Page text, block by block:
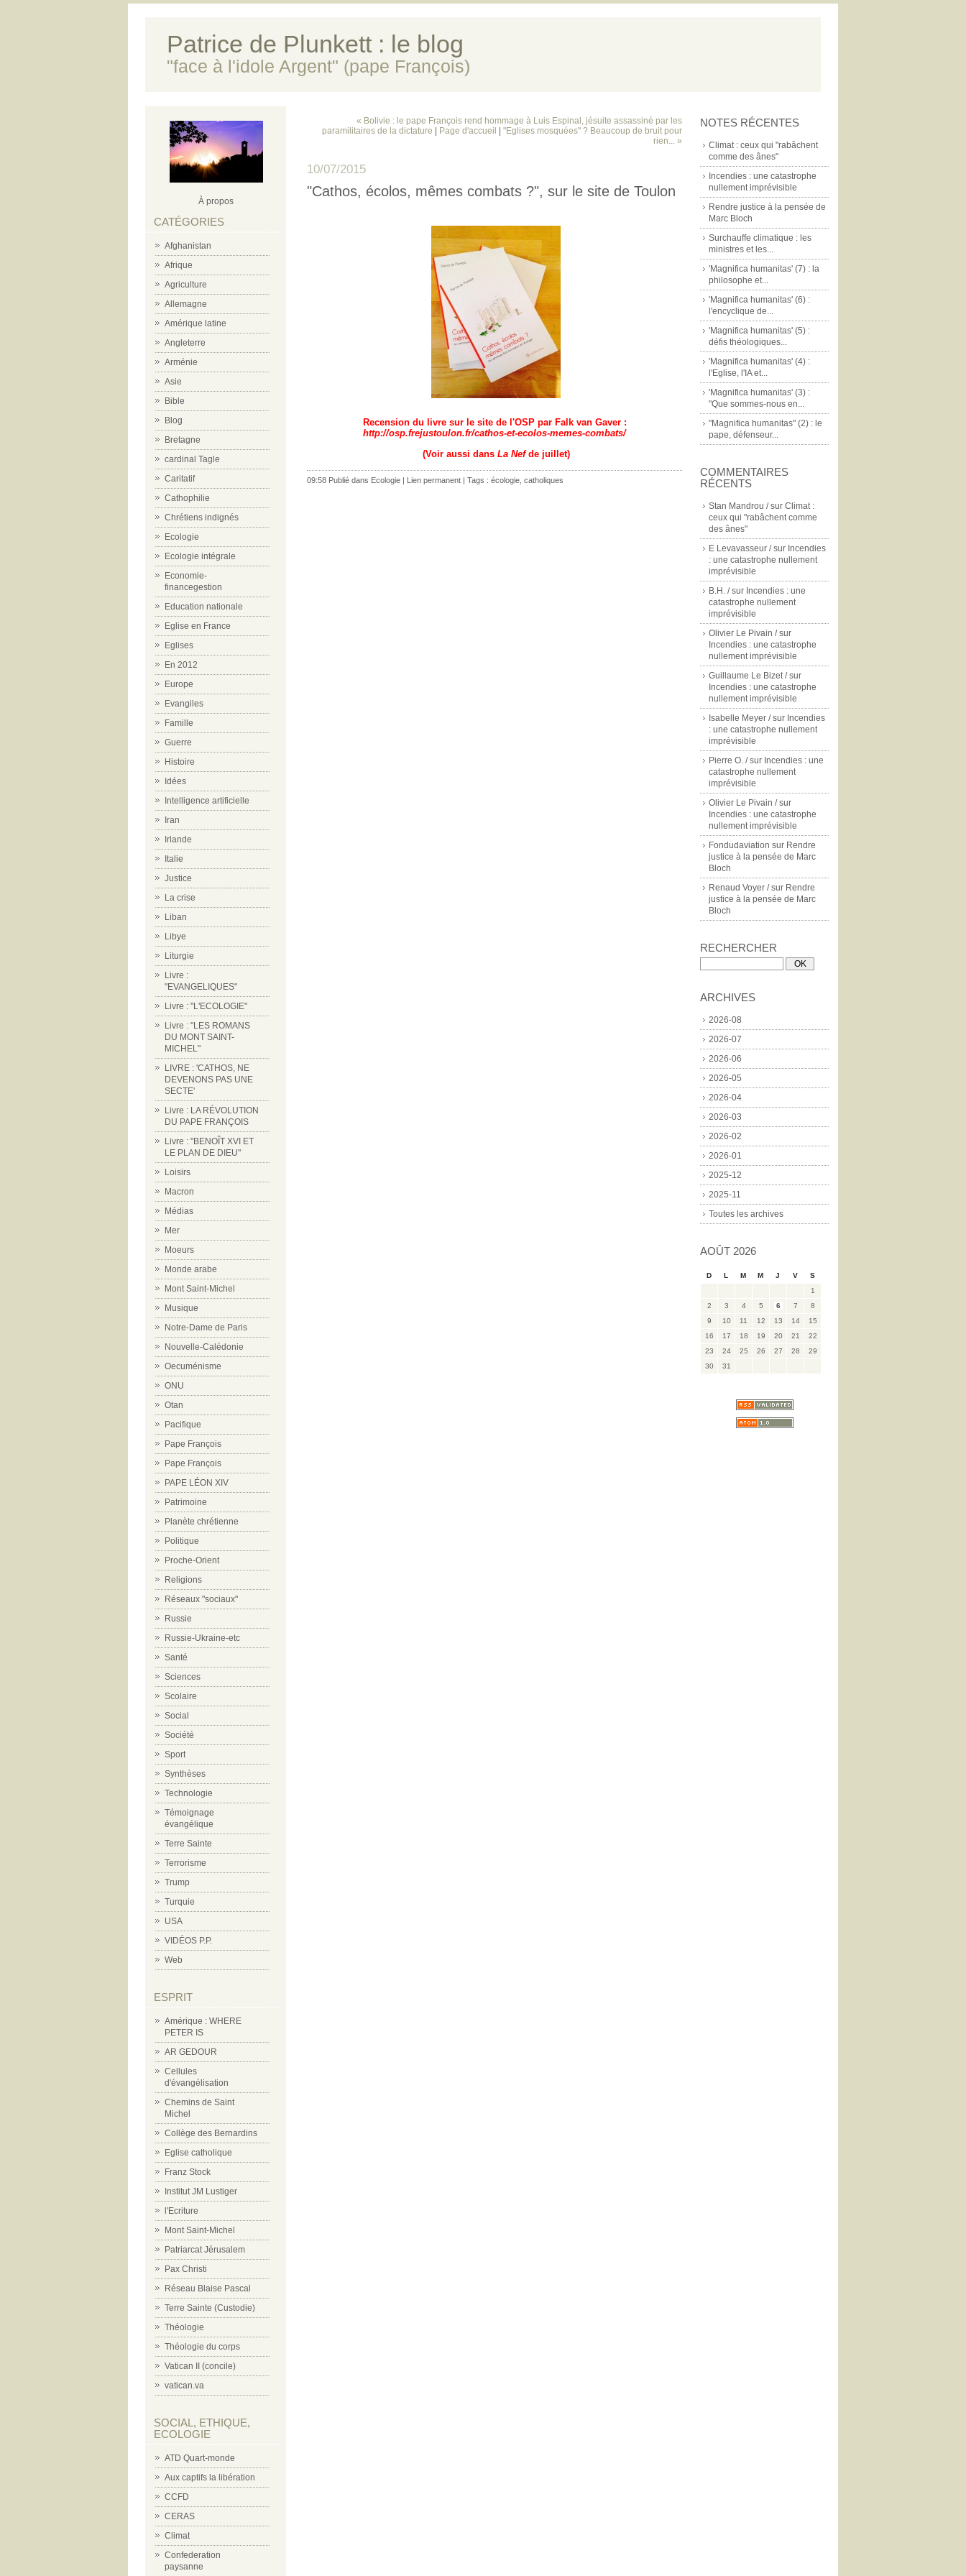
Patrice de Plunkett : le blog
"face à l'idole Argent" (pape François)
À propos
CATÉGORIES
Afghanistan
Afrique
Agriculture
Allemagne
Amérique latine
Angleterre
Arménie
Asie
Bible
Blog
Bretagne
cardinal Tagle
Caritatif
Cathophilie
Chrétiens indignés
Ecologie
Ecologie intégrale
Economie-
financegestion
Education nationale
Eglise en France
Eglises
En 2012
Europe
Evangiles
Famille
Guerre
Histoire
Idées
Intelligence artificielle
Iran
Irlande
Italie
Justice
La crise
Liban
Libye
Liturgie
Livre :
"EVANGELIQUES"
Livre : "L'ECOLOGIE"
Livre : "LES ROMANS
DU MONT SAINT-
MICHEL"
LIVRE : 'CATHOS, NE
DEVENONS PAS UNE
SECTE'
Livre : LA RÉVOLUTION
DU PAPE FRANÇOIS
Livre : "BENOÎT XVI ET
LE PLAN DE DIEU"
Loisirs
Macron
Médias
Mer
Moeurs
Monde arabe
Mont Saint-Michel
Musique
Notre-Dame de Paris
Nouvelle-Calédonie
Oecuménisme
ONU
Otan
Pacifique
Pape François
Pape François
PAPE LÉON XIV
Patrimoine
Planète chrétienne
Politique
Proche-Orient
Religions
Réseaux "sociaux"
Russie
Russie-Ukraine-etc
Santé
Sciences
Scolaire
Social
Société
Sport
Synthèses
Technologie
Témoignage
évangélique
Terre Sainte
Terrorisme
Trump
Turquie
USA
VIDÉOS P.P.
Web
ESPRIT
Amérique : WHERE
PETER IS
AR GEDOUR
Cellules
d'évangélisation
Chemins de Saint
Michel
Collège des Bernardins
Eglise catholique
Franz Stock
Institut JM Lustiger
l'Ecriture
Mont Saint-Michel
Patriarcat Jérusalem
Pax Christi
Réseau Blaise Pascal
Terre Sainte (Custodie)
Théologie
Théologie du corps
Vatican II (concile)
vatican.va
SOCIAL, ETHIQUE,
ECOLOGIE
ATD Quart-monde
Aux captifs la libération
CCFD
CERAS
Climat
Confederation
paysanne
NOTES RÉCENTES
Climat : ceux qui "rabâchent
comme des ânes"
Incendies : une catastrophe
nullement imprévisible
Rendre justice à la pensée de
Marc Bloch
Surchauffe climatique : les
ministres et les...
'Magnifica humanitas' (7) : la
philosophe et...
'Magnifica humanitas' (6) :
l'encyclique de...
'Magnifica humanitas' (5) :
défis théologiques...
'Magnifica humanitas' (4) :
l'Eglise, l'IA et...
'Magnifica humanitas' (3) :
"Que sommes-nous en...
"Magnifica humanitas" (2) : le
pape, défenseur...
COMMENTAIRES
RÉCENTS
Stan Mandrou /sur Climat :
ceux qui "rabâchent comme
des ânes"
E Levavasseur /sur Incendies
: une catastrophe nullement
imprévisible
B.H. /sur Incendies : une
catastrophe nullement
imprévisible
Olivier Le Pivain /sur
Incendies : une catastrophe
nullement imprévisible
Guillaume Le Bizet /sur
Incendies : une catastrophe
nullement imprévisible
Isabelle Meyer /sur Incendies
: une catastrophe nullement
imprévisible
Pierre O. /sur Incendies : une
catastrophe nullement
imprévisible
Olivier Le Pivain /sur
Incendies : une catastrophe
nullement imprévisible
Fondudaviation sur Rendre
justice à la pensée de Marc
Bloch
Renaud Voyer /sur Rendre
justice à la pensée de Marc
Bloch
RECHERCHER
ARCHIVES
2026-08
2026-07
2026-06
2026-05
2026-04
2026-03
2026-02
2026-01
2025-12
2025-11
Toutes les archives
AOÛT 2026
D L M M J V
S
1
2
3 4 5 6 7
8
9
10 11 12 13 14
15
16
17 18 19 20 21
22
23
24 25 26 27 28
29
30
31
« Bolivie : le pape François rend hommage à Luis Espinal, jésuite assassiné par les
paramilitaires de la dictature
Page d'accueil
"Eglises mosquées" ? Beaucoup de bruit pour
rien... »
10/07/2015
"Cathos, écolos, mêmes combats ?", sur le site de Toulon
Recension du livre sur le site de l'OSP par Falk van Gaver :
http://osp.frejustoulon.fr/cathos-et-ecolos-memes-combats/
(Voir aussi dans La Nefde juillet)
09:58 Publié dans Ecologie | Lien permanent | Tags : écologie catholiques